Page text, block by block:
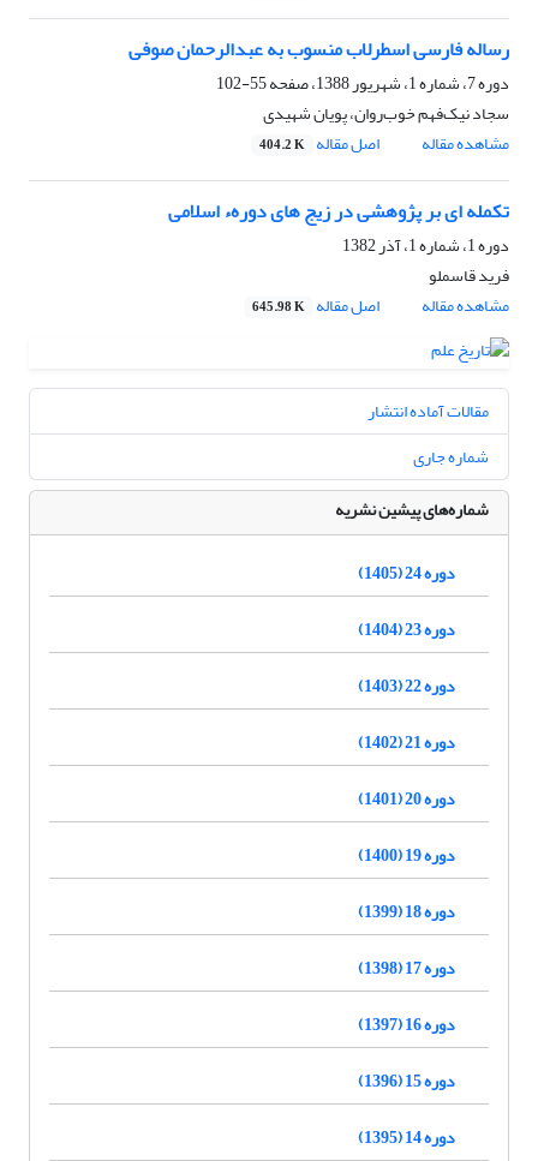
رساله فارسی اسطرلاب منسوب به عبدالرحمان صوفی
دوره 7، شماره 1، شهریور 1388، صفحه
55-102
سجاد نیک‌فهم خوب‌روان، پویان شهیدی
مشاهده مقاله
اصل مقاله 404.2 K
تکمله ای بر پژوهشی در زیج های دورهء اسلامی
دوره 1، شماره 1، آذر 1382
فرید قاسملو
مشاهده مقاله
اصل مقاله 645.98 K
مقالات آماده انتشار
شماره جاری
شماره‌های پیشین نشریه
دوره 24 (1405)
دوره 23 (1404)
دوره 22 (1403)
دوره 21 (1402)
دوره 20 (1401)
دوره 19 (1400)
دوره 18 (1399)
دوره 17 (1398)
دوره 16 (1397)
دوره 15 (1396)
دوره 14 (1395)